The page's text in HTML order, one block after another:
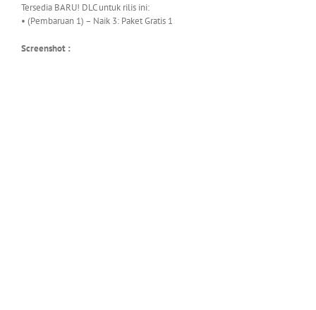
Tersedia BARU! DLC untuk rilis ini:
• (Pembaruan 1) – Naik 3: Paket Gratis 1
Screenshot :